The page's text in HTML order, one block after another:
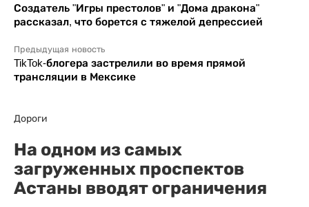
Создатель "Игры престолов" и "Дома дракона"
рассказал, что борется с тяжелой депрессией
Предыдущая новость
TikTok-блогера застрелили во время прямой
трансляции в Мексике
Дороги
На одном из самых
загруженных проспектов
Астаны вводят ограничения